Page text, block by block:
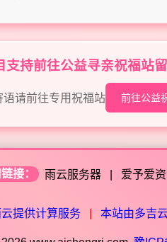
支持前往公益寻亲祝福站
请前往专用祝福站 前往公益
接： 雨云服务器 爱予爱
提供计算服务 本站由多吉